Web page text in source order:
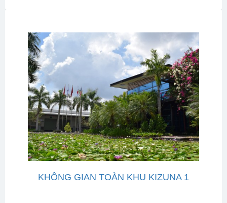
KHÔNG GIAN TOÀN KHU KIZUNA 1